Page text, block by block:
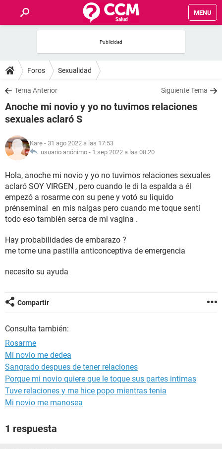
MENU
FOROS
SALUD
FAMILIA
NUTRICIÓN
SEXUALIDAD
GLOSARIO
Foros Sexualidad
Tema Anterior Siguiente Tema
Anoche mi novio y yo no tuvimos relaciones
sexuales aclaró S
Kare - 31 ago 2022 a las 17:53
usuario anónimo - 1 sep 2022 a las 08:20
Hola, anoche mi novio y yo no tuvimos relaciones sexuales
aclaró SOY VIRGEN , pero cuando le di la espalda a él
empezó a rosarme con su pene y votó su liquido
prénseminal en mis nalgas pero cuando me toque sentí
todo eso también serca de mi vagina .
Hay probabilidades de embarazo ?
me tome una pastilla anticonceptiva de emergencia
necesito su ayuda
Compartir
Consulta también:
Rosarme
Mi novio me dedea
Sangrado despues de tener relaciones
Porque mi novio quiere que le toque sus partes intimas
Tuve relaciones y me hice popo mientras tenia
Mi novio me manosea
1 respuesta